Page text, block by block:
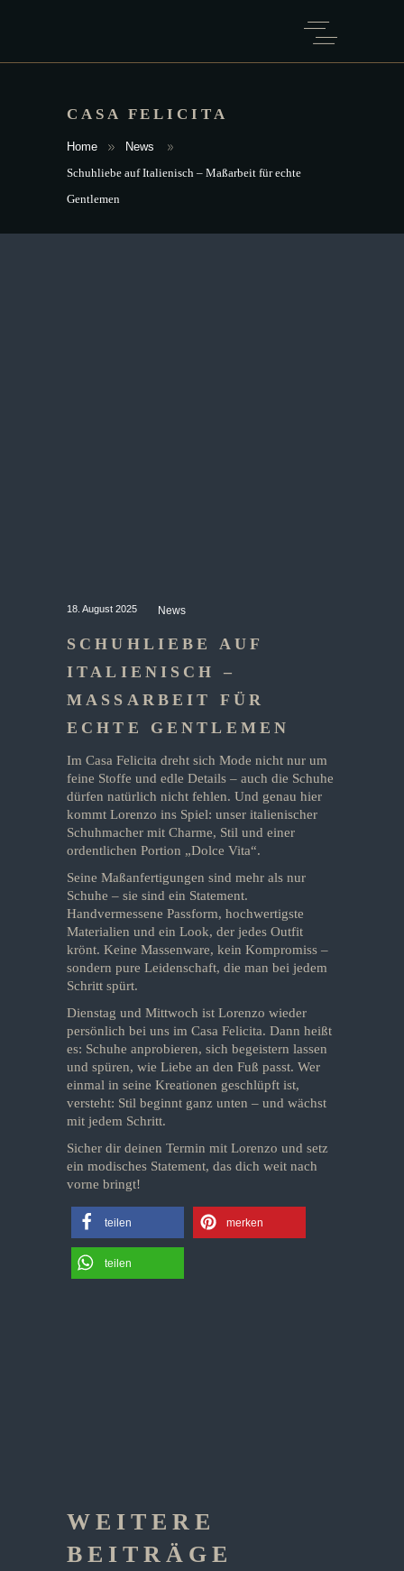
CASA FELICITA
Home
News
Schuhliebe auf Italienisch – Maßarbeit für echte
Gentlemen
18. August 2025 News
SCHUHLIEBE AUF
ITALIENISCH –
MASSARBEIT FÜR E
CHTE GENTLEMEN
Im Casa Felicita dreht sich Mode nicht nur um
feine Stoffe und edle Details – auch die Schuhe
dürfen natürlich nicht fehlen. Und genau hier
kommt Lorenzo ins Spiel: unser italienischer
Schuhmacher mit Charme, Stil und einer
ordentlichen Portion „Dolce Vita“.
Seine Maßanfertigungen sind mehr als nur
Schuhe – sie sind ein Statement.
Handvermessene Passform, hochwertigste
Materialien und ein Look, der jedes Outfit
krönt. Keine Massenware, kein Kompromiss –
sondern pure Leidenschaft, die man bei jedem
Schritt spürt.
Dienstag und Mittwoch ist Lorenzo wieder
persönlich bei uns im Casa Felicita. Dann heißt
es: Schuhe anprobieren, sich begeistern lassen
und spüren, wie Liebe an den Fuß passt. Wer
einmal in seine Kreationen geschlüpft ist,
versteht: Stil beginnt ganz unten – und wächst
mit jedem Schritt.
Sicher dir deinen Termin mit Lorenzo und setz
ein modisches Statement, das dich weit nach
vorne bringt!
teilen merken
teilen
WEITERE
BEITRÄGE